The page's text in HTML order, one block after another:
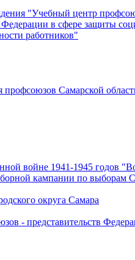
"Учебный центр
в сфере защиты
работников"
Самарской
войне 1941-1945 годов
кампании по выборам
округа Самара
- представительств